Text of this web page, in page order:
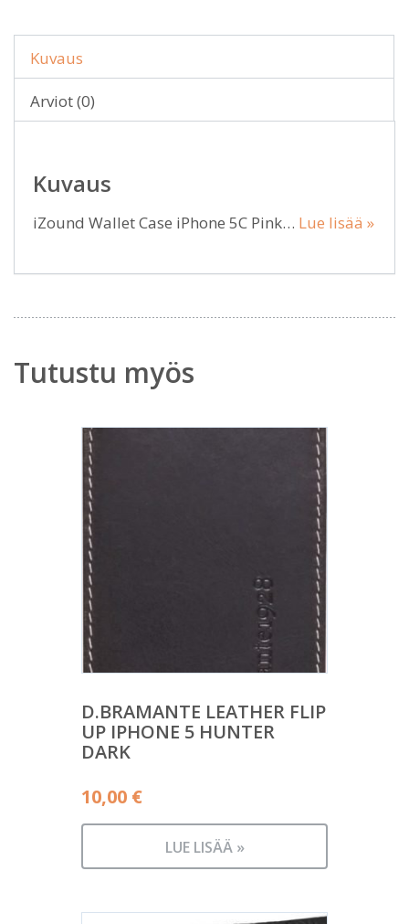
Kuvaus
Arviot (0)
Kuvaus
iZound Wallet Case iPhone 5C Pink… Lue lisää »
Tutustu myös
D.BRAMANTE LEATHER FLIP
UP IPHONE 5 HUNTER
DARK
10,00 €
LUE LISÄÄ »